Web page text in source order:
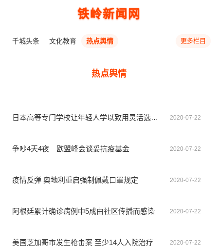
铁岭新闻网
千城头条 文化教育 热点舆情 更多栏目
热点舆情
日本高等专门学校让年轻人学以致用灵活选择发展方向 2020-07-22
争吵4天4夜 欧盟峰会谈妥抗疫基金 2020-07-22
疫情反弹 奥地利重启强制佩戴口罩规定 2020-07-22
阿根廷累计确诊病例中5成由社区传播而感染 2020-07-22
美国芝加哥市发生枪击案 至少14人入院治疗 2020-07-22